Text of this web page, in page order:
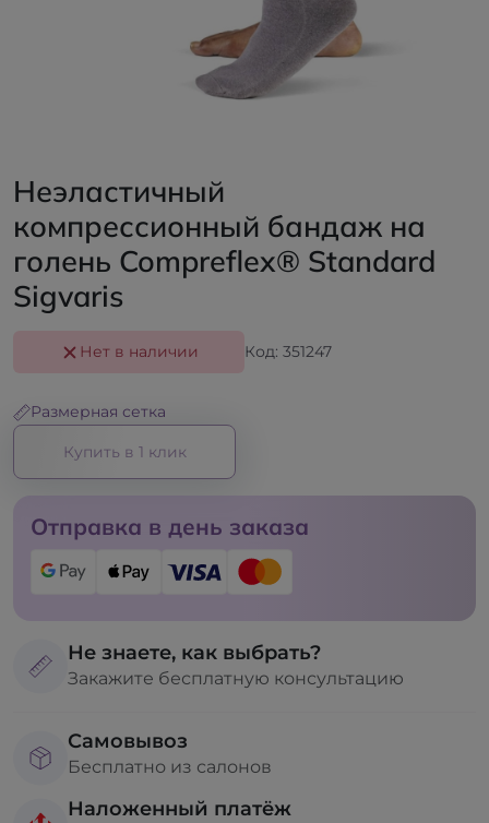
Неэластичный
компрессионный бандаж на
голень Compreflex® Standard
Sigvaris
Нет в наличии Код: 351247
Размерная сетка
Купить в 1 клик
Отправка в день заказа
Не знаете, как выбрать?
Закажите бесплатную консультацию
Самовывоз
Бесплатно из салонов
Наложенный платёж